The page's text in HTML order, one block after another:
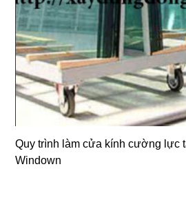
Quy trình làm cửa kính cường lực
Windown